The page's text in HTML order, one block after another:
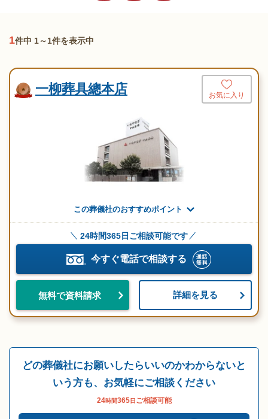
1件中 1～1件を表示中
一柳葬具總本店 お気に入り
この葬儀社のおすすめポイント
24時間365日ご相談可能です
今すぐ電話で相談する
無料で資料請求 詳細を見る
どの葬儀社にお願いしたらいいのかわからないと
いう方も、お気軽にご相談ください
24時間365日 ご相談可能